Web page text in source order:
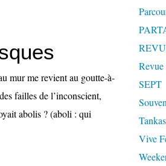
me revient au goutte-à-
failles de l’inconscient,
abolis ? (aboli : qui
SEPT
Vive